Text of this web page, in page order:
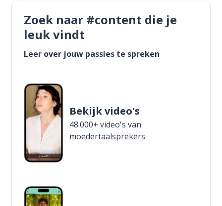
Zoek naar #content die je
leuk vindt
Leer over jouw passies te spreken
Bekijk video's
48.000+ video's van
moedertaalsprekers